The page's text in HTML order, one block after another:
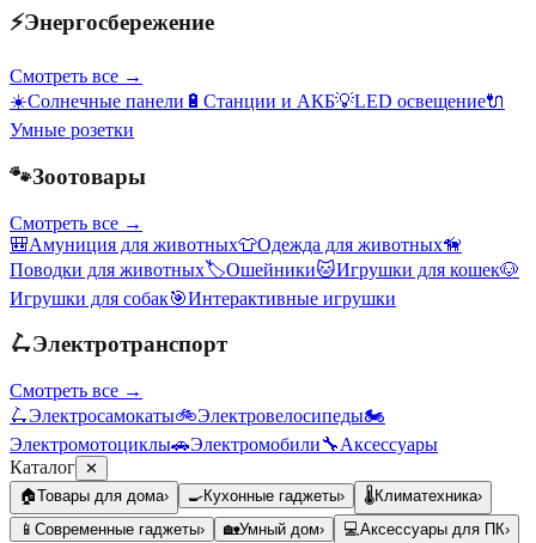
⚡Энергосбережение
Смотреть все →
☀️Солнечные панели 🔋 Станции и АКБ💡LED освещение🔌
Умные розетки
🐾Зоотовары
Смотреть все →
🎒Амуниция для животных👕Одежда для животных🦮
Поводки для животных🏷️Ошейники🐱Игрушки для кошек🐶
Игрушки для собак🎯Интерактивные игрушки
🛴Электротранспорт
Смотреть все →
🛴Электросамокаты🚲Электровелосипеды🏍️
Электромотоциклы🚗Электромобили🔧Аксессуары
Каталог ✕
🏠Товары для дома› 🍳Кухонные гаджеты› 🌡️Климатехника›
📱 Современные гаджеты› 🏡Умный дом› 💻Аксессуары для ПК›